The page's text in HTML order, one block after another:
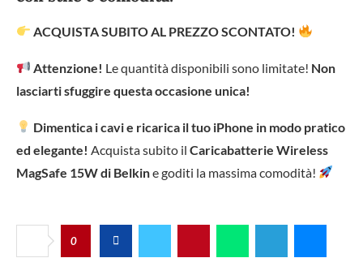
ACQUISTA SUBITO AL PREZZO SCONTATO!
Attenzione! Le quantità disponibili sono limitate! Non
lasciarti sfuggire questa occasione unica!
Dimentica i cavi e ricarica il tuo iPhone in modo pratico
ed elegante! Acquista subito il Caricabatterie Wireless
MagSafe 15W di Belkine goditi la massima comodità!
0